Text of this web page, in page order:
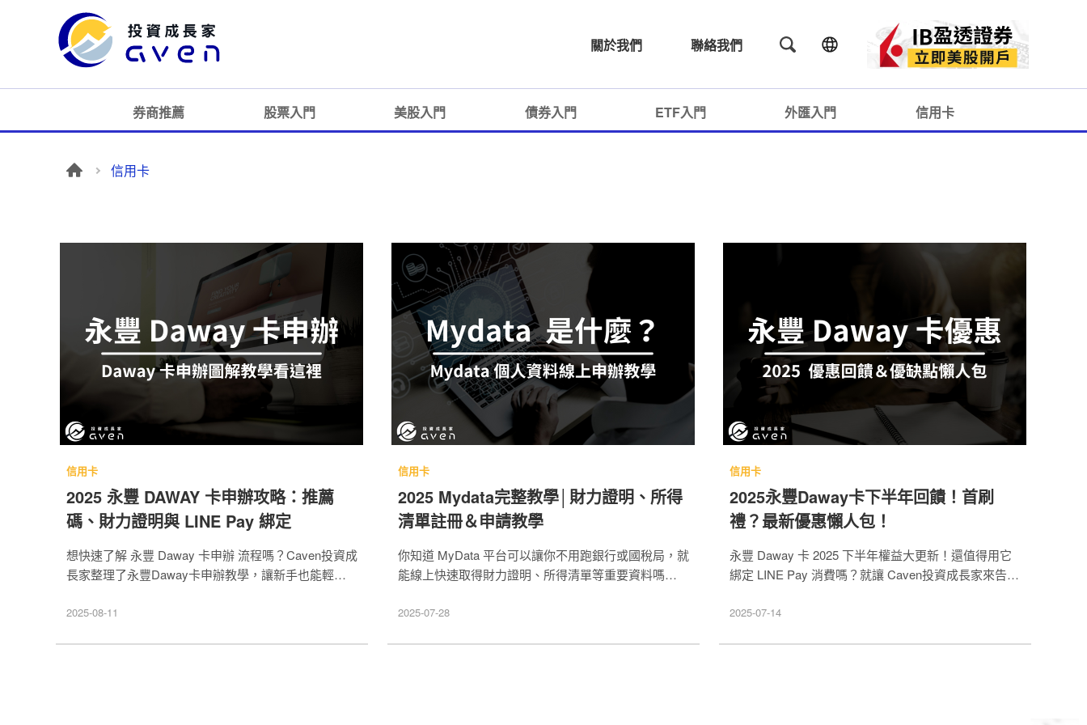
關於我們 聯絡我們
券商推薦 股票入門 美股入門 債券入門 ETF入門 外匯入門 信用卡
信用卡
信用卡
2025 永豐 DAWAY 卡申辦攻略：推薦
碼、財力證明與 LINE Pay 綁定
想快速了解 永豐 Daway 卡申辦 流程嗎？Caven投資成
長家整理了永豐Daway卡申辦教學，讓新手也能輕鬆
信用卡，永豐 Daway 卡回饋不僅優惠豐富，還能與永
2025-08-11
信用卡
2025 Mydata完整教學│財力證明、所得
清單註冊＆申請教學
你知道 MyData 平台可以讓你不用跑銀行或國稅局，就
能線上快速取得財力證明、所得清單等重要資料嗎？
平台」，提供安全又便利的資料查詢與下載服務。
2025-07-28
信用卡
2025永豐Daway卡下半年回饋！首刷
禮？最新優惠懶人包！
永豐 Daway 卡 2025 下半年權益大更新！還值得用它
綁定 LINE Pay 消費嗎？就讓 Caven投資成長家來告訴
有永豐 Daway 卡申辦攻略、永豐 DAWHO 是什麼相關
2025-07-14